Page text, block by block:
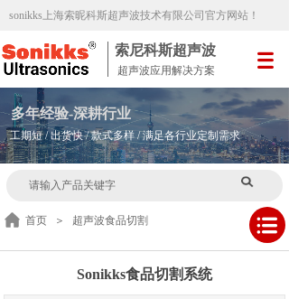
sonikks 上海索昵科斯超声波技术有限公司官方网站 ！
索尼科斯超声波
超声波应用解决方案
多年经验-深耕行业
工期短 / 出货快 / 款式多样 / 满足各行业定制需求
首页 ＞ 超声波食品切割
Sonikks食品切割系统